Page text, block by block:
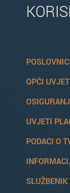
OPĆI
UVJETI
PODACI O
SLUŽBENIK